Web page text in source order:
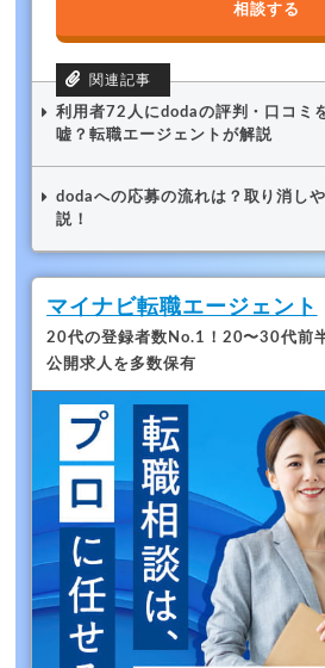
相談する
利用者72人にdodaの評判・口コミ
嘘？転職エージェントが解説
dodaへの応募の流れは？取り消し
説！
マイナビ転職エージェント
20代の登録者数No.1！ 20〜30代前
公開求人を多数保有